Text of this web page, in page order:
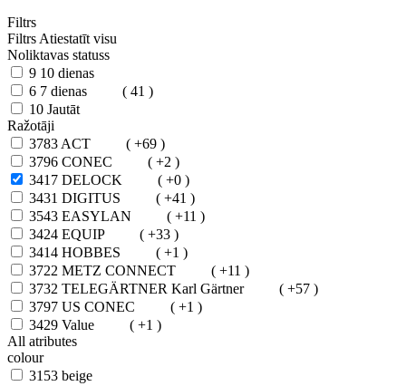
Filtrs
Filtrs Atiestatīt visu
Noliktavas statuss
9 10 dienas
6 7 dienas
( 41 )
10 Jautāt
Ražotāji
3783 ACT
( +69 )
3796 CONEC
( +2 )
3417 DELOCK
( +0 )
3431 DIGITUS
( +41 )
3543 EASYLAN
( +11 )
3424 EQUIP
( +33 )
3414 HOBBES
( +1 )
3722 METZ CONNECT
( +11 )
3732 TELEGÄRTNER Karl Gärtner
( +57 )
3797 US CONEC
( +1 )
3429 Value
( +1 )
All atributes
colour
3153 beige